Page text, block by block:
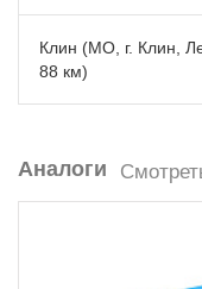
Клин (МО, г. Клин,
88 км)
Аналоги